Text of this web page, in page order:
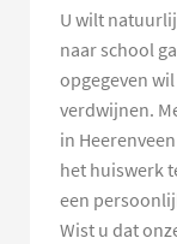
U wilt
naar school
opgegeven
verdwijnen.
in
het huiswerk
een
Wist u dat